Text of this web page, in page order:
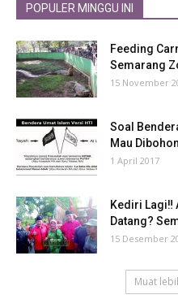
POPULER MINGGU INI
Feeding
Semarang
15 November
Soal
Mau
1 April 2017
Kediri Lagi‼
Datang?
15 Desember
Muat